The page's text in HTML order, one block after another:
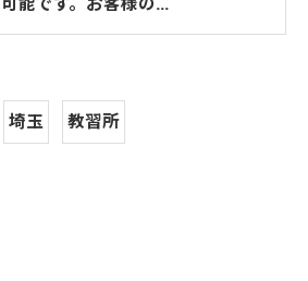
可能です。お客様の…
埼玉 教習所